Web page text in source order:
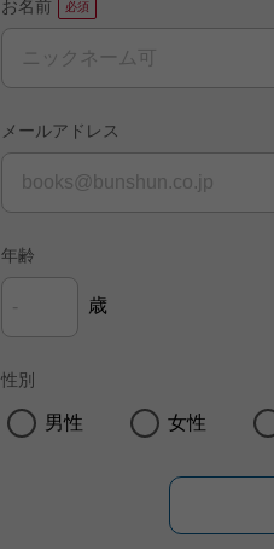
お名前
メールアドレス
年齢
歳
性別
男性 女性